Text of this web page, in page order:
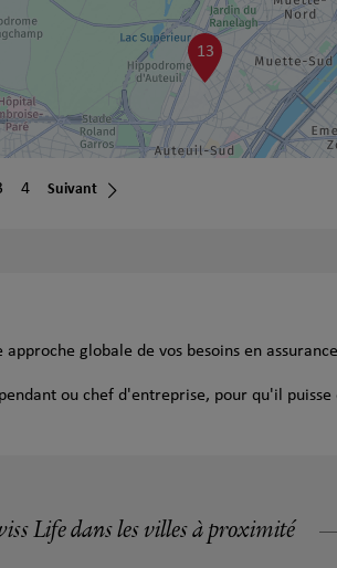
13
4 Suivant
globale de vos besoins en
ou chef d'entreprise, pour qu'il
Life dans les villes à proximité